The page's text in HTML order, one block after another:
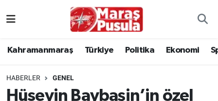
Kahramanmaraş Türkiye Politika Ekonomi
HABERLER GENEL
Hüseyin Baybaşin’in özel
Türkiye
İstanbul Namaz Vakitleri